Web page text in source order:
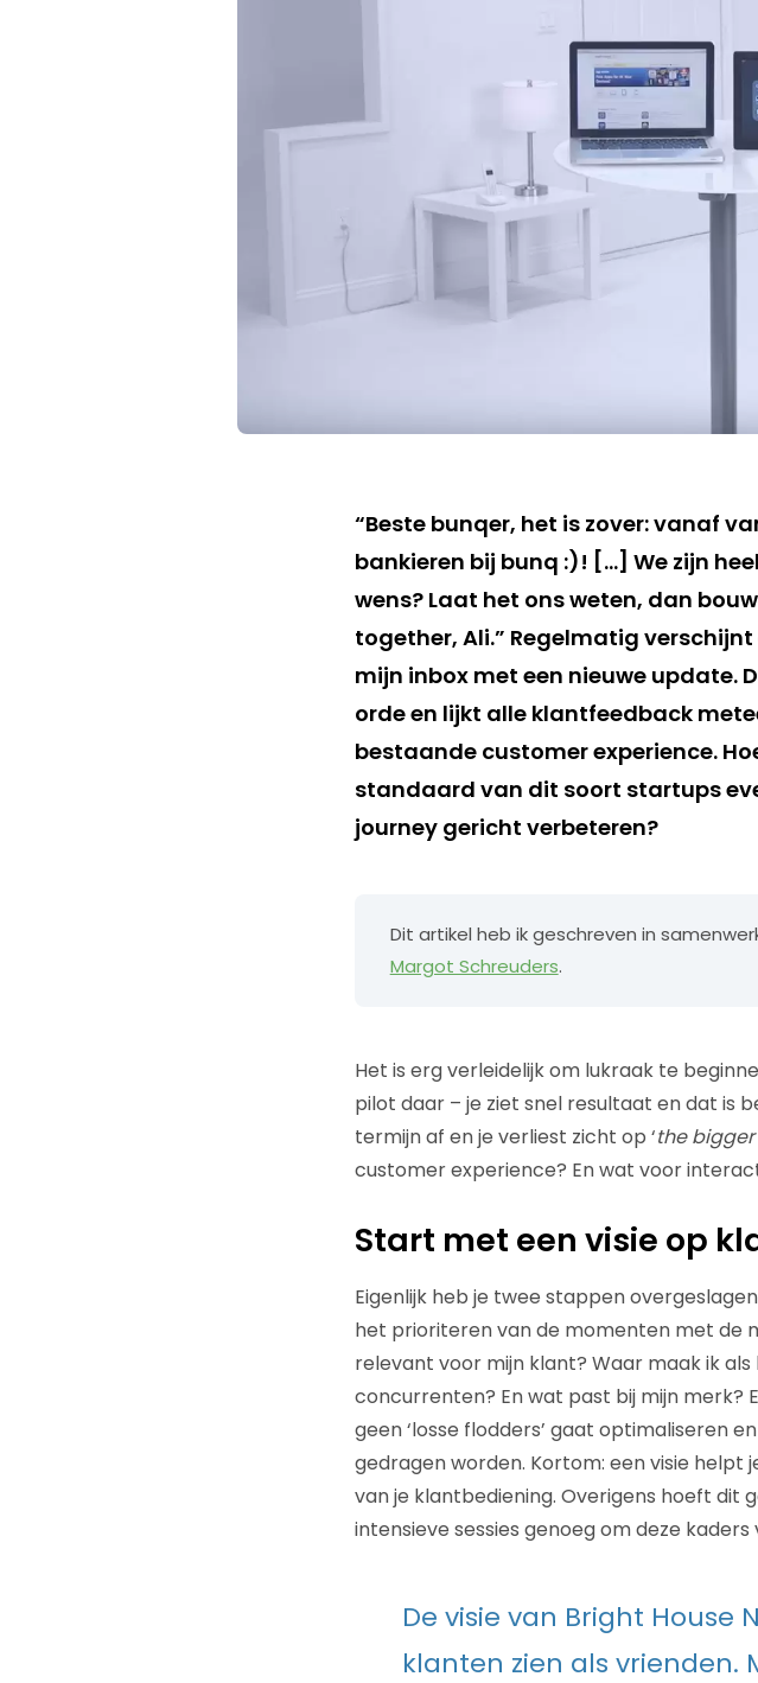
“Beste bunqer, het is zover: vanaf
bankieren bij bunq :)! […] We zijn
wens? Laat het ons weten, dan
together, Ali.” Regelmatig
mijn inbox met een nieuwe update.
orde en lijkt alle klantfeedback
bestaande customer experience.
standaard van dit soort startups
journey gericht verbeteren?
Dit artikel heb ik geschreven in
Margot Schreuders.
Het is erg verleidelijk om lukraak te
pilot daar – je ziet snel resultaat en dat is
termijn af en je verliest zicht op ‘the
customer experience? En wat voor
Start met een visie op
Eigenlijk heb je twee stappen
het prioriteren van de momenten met de
relevant voor mijn klant? Waar maak ik
concurrenten? En wat past bij mijn merk?
geen ‘losse flodders’ gaat optimaliseren
gedragen worden. Kortom: een visie helpt
van je klantbediening. Overigens hoeft dit
intensieve sessies genoeg om deze
De visie van Bright House
klanten zien als vrienden.